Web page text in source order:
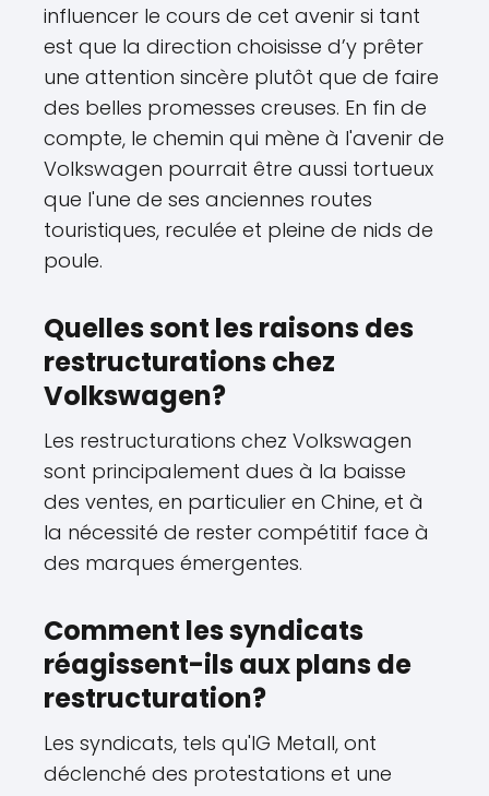
influencer le cours de cet avenir si tant
est que la direction choisisse d’y prêter
une attention sincère plutôt que de faire
des belles promesses creuses. En fin de
compte, le chemin qui mène à l'avenir de
Volkswagen pourrait être aussi tortueux
que l'une de ses anciennes routes
touristiques, reculée et pleine de nids de
poule.
Quelles sont les raisons des
restructurations chez
Volkswagen?
Les restructurations chez Volkswagen
sont principalement dues à la baisse
des ventes, en particulier en Chine, et à
la nécessité de rester compétitif face à
des marques émergentes.
Comment les syndicats
réagissent-ils aux plans de
restructuration?
Les syndicats, tels qu'IG Metall, ont
déclenché des protestations et une